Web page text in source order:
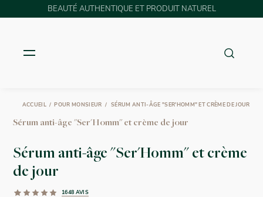
BEAUTÉ AUTHENTIQUE ET PRODUIT NATUREL
Sérum anti-âge "Ser'Homm" et crème de jour
ACCUEIL POUR MONSIEUR SÉRUM ANTI-ÂGE "SER'HOMM" ET CRÈME DE JOUR
Sérum anti-âge "Ser'Homm" et crème
de jour
1648 AVIS